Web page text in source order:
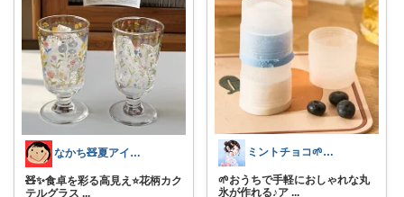
なかち🧸夏アイテム＆便利グッズ✨
🧸✨食卓を彩る高見え⭐️花柄カク
テルグラス ...
ミントチョコ🌱いつもありがとう
🌱おうちで手軽におしゃれな丸
氷が作れる♪ア ...